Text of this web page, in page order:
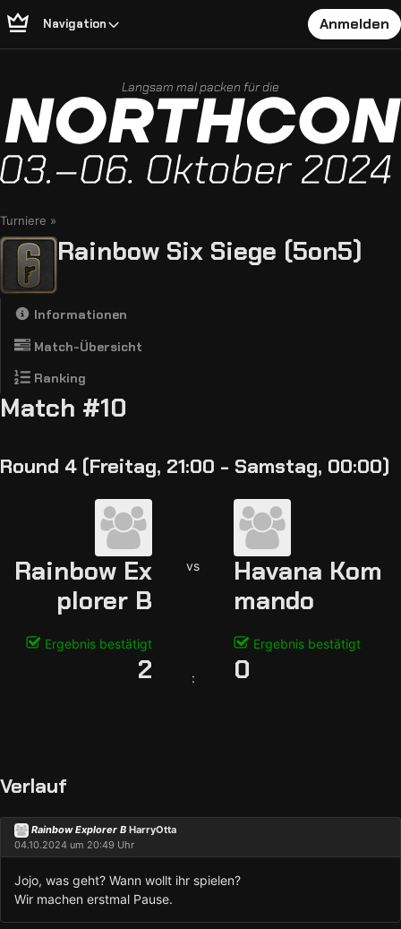
Navigation Anmelden
Langsam mal packen für die
Turniere
Rainbow Six Siege (5on5)
Informationen
Match-Übersicht
Ranking
Match #10
Round 4 (Freitag, 21:00 - Samstag, 00:00)
Rainbow Ex
plorer B
vs
Havana Kom
mando
Ergebnis bestätigt Ergebnis bestätigt
2 : 0
Verlauf
Rainbow Explorer B HarryOtta
04.10.2024 um 20:49 Uhr
Jojo, was geht? Wann wollt ihr spielen?
Wir machen erstmal Pause.